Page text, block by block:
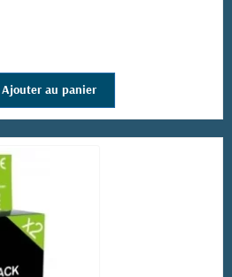
Ajouter au panier